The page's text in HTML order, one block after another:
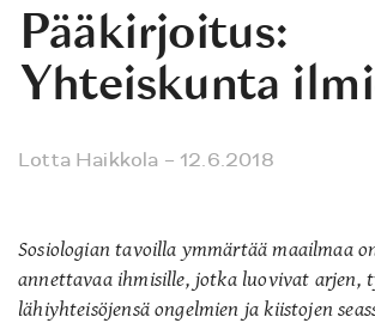
Pääkirjoitus:
Yhteiskunta
Lotta Haikkola – 12.6.2018
Sosiologian tavoilla ymmärtää maailmaa
annettavaa ihmisille, jotka luovivat arjen,
lähiyhteisöjensä ongelmien ja kiistojen